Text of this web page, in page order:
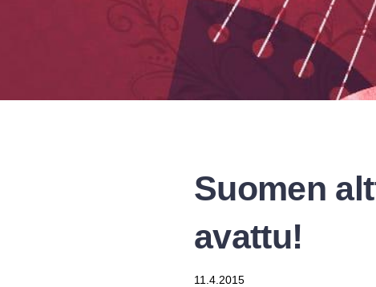
Suomen
avattu!
11.4.2015